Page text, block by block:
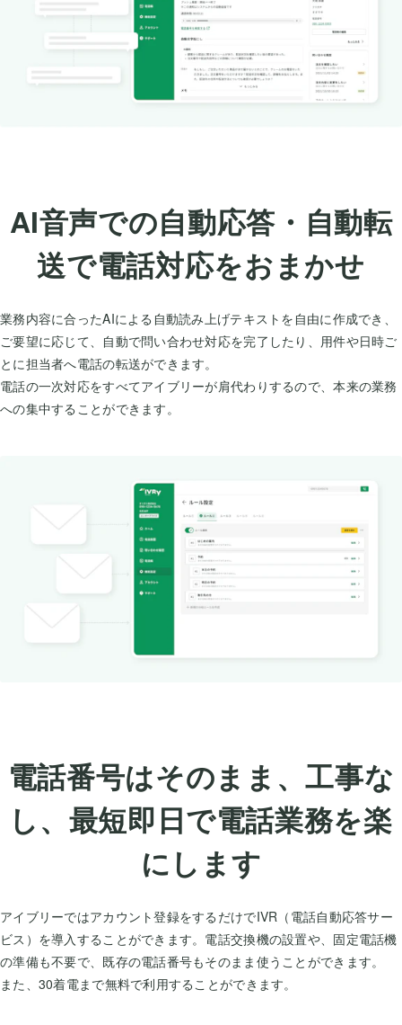
AI音声での自動応答・自動転
送で電話対応をおまかせ
業務内容に合ったAIによる自動読み上げテキストを自由に作成でき、
ご要望に応じて、自動で問い合わせ対応を完了したり、用件や日時ご
とに担当者へ電話の転送ができます。
電話の一次対応をすべてアイブリーが肩代わりするので、本来の業務
への集中することができます。
電話番号はそのまま、工事な
し、最短即日で電話業務を楽
にします
アイブリーではアカウント登録をするだけでIVR（電話自動応答サー
ビス）を導入することができます。電話交換機の設置や、固定電話機
の準備も不要で、既存の電話番号もそのまま使うことができます。
また、30着電まで無料で利用することができます。